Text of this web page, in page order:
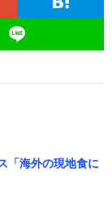
「海外の現地食に